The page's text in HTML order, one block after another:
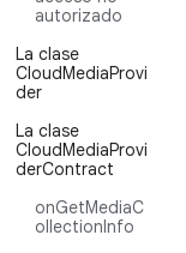
autorizado
La clase
CloudMediaProvi
der
La clase
CloudMediaProvi
derContract
onGetMediaC
ollectionInfo